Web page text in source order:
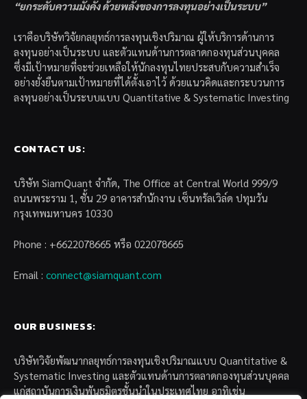
“ยกระดับความมั่งคั่ง ด้วยพลังของการลงทุนอย่างเป็นระบบ”
เราคือบริษัทวิจัยกลยุทธ์การลงทุนเชิงปริมาณ ผู้ให้บริการด้านการ
ลงทุนอย่างเป็นระบบ และตัวแทนด้านการตลาดกองทุนส่วนบุคคล
ซึ่งมีเป้าหมายที่จะช่วยเหลือให้นักลงทุนไทยประสบกับความสำเร็จ
อย่างยั่งยืนตามเป้าหมายที่ได้ตั้งเอาไว้ ด้วยแนวคิดและกระบวนการ
ลงทุนอย่างเป็นระบบแบบ Quantitative & Systematic Investing
CONTACT US:
บริษัท SiamQuant จำกัด, The Office at Central World 999/9
ถนนพระราม 1, ชั้น 29 อาคารสำนักงาน เซ็นทรัลเวิล์ด ปทุมวัน
กรุงเทพมหานคร 10330
Phone : +6622078665 หรือ 022078665
Email : connect@siamquant.com
OUR BUSINESS:
บริษัทวิจัยพัฒนากลยุทธ์การลงทุนเชิงปริมาณแบบ Quantitative &
Systematic Investing และตัวแทนด้านการตลาดกองทุนส่วนบุคคล
แก่สถาบันการเงินพันธมิตรชั้นนำในประเทศไทย อาทิเช่น